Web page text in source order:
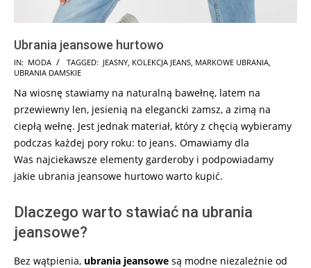
Ubrania jeansowe hurtowo
2024-
10-
21
IN: MODA TAGGED: JEASNY KOLEKCJA JEANS MARKOWE UBRANIA
UBRANIA DAMSKIE
Na wiosnę stawiamy na naturalną bawełnę, latem na
przewiewny len, jesienią na elegancki zamsz, a zimą na
ciepłą wełnę. Jest jednak materiał, który z chęcią wybieramy
podczas każdej pory roku: to jeans. Omawiamy dla
Was najciekawsze elementy garderoby i podpowiadamy
jakie ubrania jeansowe hurtowo warto kupić.
Dlaczego warto stawiać na ubrania
jeansowe?
Bez wątpienia, ubrania jeansowe są modne niezależnie od